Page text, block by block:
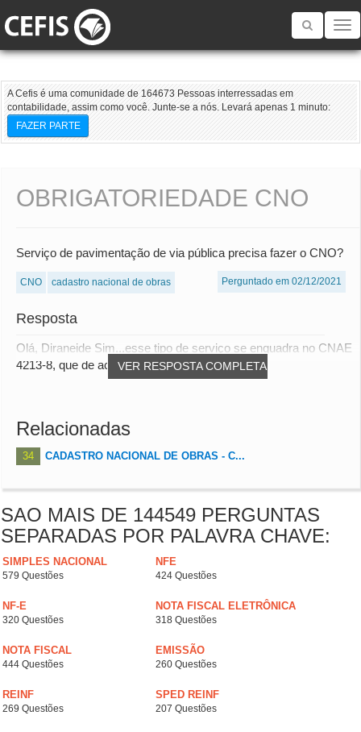
Toggle
A Cefis é uma comunidade de 164673 Pessoas interressadas em
contabilidade, assim como você. Junte-se a nós. Levará apenas 1 minuto:
FAZER PARTE
OBRIGATORIEDADE CNO
Serviço de pavimentação de via pública precisa fazer o CNO?
CNO cadastro nacional de obras Perguntado em 02/12/2021
Resposta
VER RESPOSTA COMPLETA
Olá, Diraneide Sim...esse tipo de serviço se enquadra no CNAE
4213-8, que de acordo com o anexo VII...
Relacionadas
34 CADASTRO NACIONAL DE OBRAS - C...
SAO MAIS DE 144549 PERGUNTAS
SEPARADAS POR PALAVRA CHAVE:
SIMPLES NACIONAL
579 Questões
NFE
424 Questões
NF-E
320 Questões
NOTA FISCAL ELETRÔNICA
318 Questões
NOTA FISCAL
444 Questões
EMISSÃO
260 Questões
REINF
269 Questões
SPED REINF
207 Questões